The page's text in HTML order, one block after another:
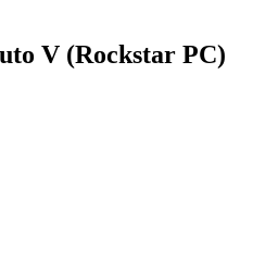
V (Rockstar PC)